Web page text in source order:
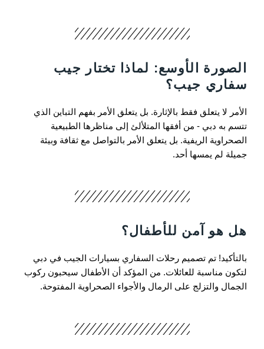
الصورة الأوسع: لماذا تختار جيب
سفاري جيب؟
الأمر لا يتعلق فقط بالإثارة. بل يتعلق الأمر بفهم التباين الذي
تتسم به دبي - من أفقها المتلألئ إلى مناظرها الطبيعية
الصحراوية الريفية. بل يتعلق الأمر بالتواصل مع ثقافة وبيئة
جميلة لم يمسها أحد.
هل هو آمن للأطفال؟
بالتأكيد! تم تصميم رحلات السفاري بسيارات الجيب في دبي
لتكون مناسبة للعائلات. من المؤكد أن الأطفال سيحبون ركوب
الجمال والتزلج على الرمال والأجواء الصحراوية المفتوحة.